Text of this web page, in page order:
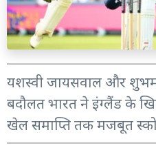
यशस्वी जायसवाल और
बदौलत भारत ने इंग्लैंड के
खेल समाप्ति तक मजबूत